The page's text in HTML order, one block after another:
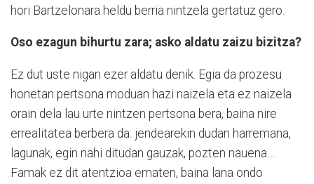
hori Bartzelonara heldu berria nintzela gertatuz gero.
Oso ezagun bihurtu zara; asko aldatu zaizu bizitza?
Ez dut uste nigan ezer aldatu denik. Egia da prozesu
honetan pertsona moduan hazi naizela eta ez naizela
orain dela lau urte nintzen pertsona bera, baina nire
errealitatea berbera da: jendearekin dudan harremana,
lagunak, egin nahi ditudan gauzak, pozten nauena…
Famak ez dit atentzioa ematen, baina lana ondo